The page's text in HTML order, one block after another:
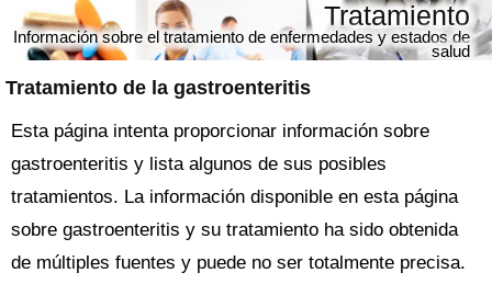
Tratamiento de la gastroenteritis
Tratamiento
Información sobre el tratamiento de enfermedades y estados de
salud
Esta página intenta proporcionar información sobre
gastroenteritis y lista algunos de sus posibles
tratamientos. La información disponible en esta página
sobre gastroenteritis y su tratamiento ha sido obtenida
de múltiples fuentes y puede no ser totalmente precisa.